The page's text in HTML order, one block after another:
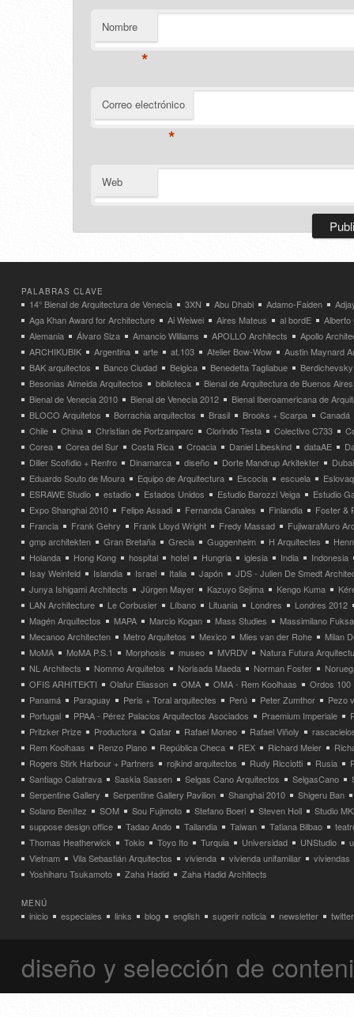
Nombre
*
Correo electrónico
*
Web
PALABRAS CLAVE
14° Bienal de Arquitectura de Venecia 3XN Abu Dhabi Adamo-Faiden
Aga Khan Award for Architecture
Ai Weiwei Aires Mateus al bordE
Alberto
Alemania
Álvaro Siza Amancio Williams APOLLO Architects
Apollo
ARCHIKUBIK
Argentina arte at.103 Atelier Bow-Wow
Austin Maynard
BAK arquitectos
Banco Ciudad Belgica Benedetta Tagliabue
Besonias Almeida Arquitectos
biblioteca
Bienal de Arquitectura de Buenos Aires
Bienal de Venecia 2010
Bienal de Venecia 2012
Bienal Iberoamericana de
BLOCO Arquitetos
Borrachia arquitectos Brasil Brooks + Scarpa
Canadá
Chile
China Christian de Portzamparc Clorindo Testa Colectivo C733
Corea
Corea del Sur Costa Rica Croacia Daniel Libeskind dataAE
Diller Scofidio + Renfro
Dinamarca diseño Dorte Mandrup Arkitekter
Dubai
Eduardo Souto de Moura
Equipo de Arquitectura Escocia escuela
ESRAWE Studio
estadio Estados Unidos Estudio Barozzi Veiga
Estudio
Expo Shanghai 2010
Felipe Assadi Fernanda Canales Finlandia
Foster &
Francia
Frank Gehry Frank Lloyd Wright Fredy Massad
FujiwaraMuro
gmp architekten
Gran Bretaña Grecia Guggenheim H Arquitectes
Holanda
Hong Kong hospital hotel Hungria iglesia India
Indonesia
Isay Weinfeld
Islandia Israel Italia Japón
JDS - Julien De Smedt
Junya Ishigami Architects
Jürgen Mayer Kazuyo Sejima Kengo Kuma
LAN Architecture
Le Corbusier Líbano Lituania Londres
Londres 2012
Magén Arquitectos
MAPA Marcio Kogan Mass Studies
Massimilano
Mecanoo Architecten
Metro Arquitetos Mexico Mies van der Rohe
Milan
MoMA
MoMA P.S.1 Morphosis museo MVRDV
Natura Futura
NL Architects
Nommo Arquitetos Norisada Maeda Norman Foster
OFIS ARHITEKTI
Olafur Eliasson OMA OMA - Rem Koolhaas
Ordos 100
Panamá
Paraguay Peris + Toral arquitectes Perú Peter Zumthor
Pezo
Portugal
PPAA - Pérez Palacios Arquitectos Asociados Praemium Imperiale
Pritzker Prize
Productora Qatar Rafael Moneo Rafael Viñoly
Rem Koolhaas
Renzo Piano República Checa REX Richard Meier
Rogers Stirk Harbour + Partners
rojkind arquitectos Rudy Ricciotti Rusia
Santiago Calatrava
Saskia Sassen Selgas Cano Arquitectos SelgasCano
Serpentine Gallery
Serpentine Gallery Pavilion Shanghai 2010
Shigeru Ban
Solano Benítez
SOM Sou Fujimoto Stefano Boeri Steven Holl
Studio
suppose design office
Tadao Ando Tailandia Taiwan Tatiana Bilbao
Thomas Heatherwick
Tokio Toyo Ito Turquia Universidad UNStudio
Vietnam
Vila Sebastián Arquitectos vivienda vivienda unifamiliar
viviendas
Yoshiharu Tsukamoto
Zaha Hadid Zaha Hadid Architects
MENÚ
inicio especiales links blog english sugerir noticia newsletter twitter
diseño y selección de